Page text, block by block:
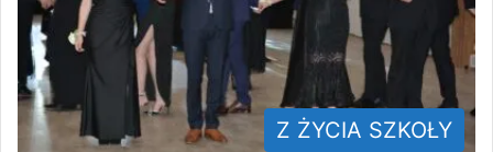
Z ŻYCIA SZKOŁY